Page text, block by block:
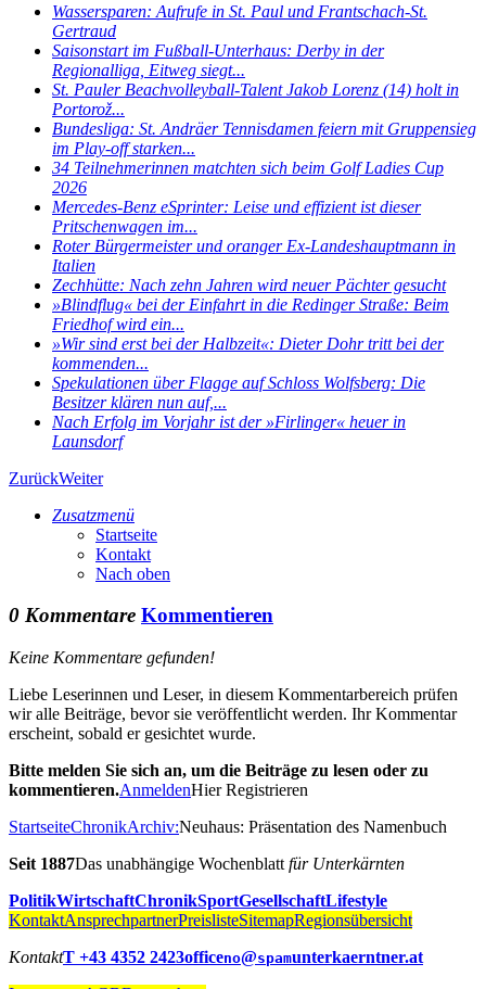
Wassersparen: Aufrufe in St. Paul und Frantschach-St.
Gertraud
Saisonstart im Fußball-Unterhaus: Derby in der
Regionalliga, Eitweg siegt...
St. Pauler Beachvolleyball-Talent Jakob Lorenz (14) holt in
Portorož...
Bundesliga: St. Andräer Tennisdamen feiern mit Gruppensieg
im Play-off starken...
34 Teilnehmerinnen matchten sich beim Golf Ladies Cup
2026
Mercedes-Benz eSprinter: Leise und effizient ist dieser
Pritschenwagen im...
Roter Bürgermeister und oranger Ex-Landeshauptmann in
Italien
Zechhütte: Nach zehn Jahren wird neuer Pächter gesucht
»Blindflug« bei der Einfahrt in die Redinger Straße: Beim
Friedhof wird ein...
»Wir sind erst bei der Halbzeit«: Dieter Dohr tritt bei der
kommenden...
Spekulationen über Flagge auf Schloss Wolfsberg: Die
Besitzer klären nun auf,...
Nach Erfolg im Vorjahr ist der »Firlinger« heuer in
Launsdorf
ZurückWeiter
Zusatzmenü
Startseite
Kontakt
Nach oben
0 Kommentare Kommentieren
Keine Kommentare gefunden!
Liebe Leserinnen und Leser, in diesem Kommentarbereich prüfen
wir alle Beiträge, bevor sie veröffentlicht werden. Ihr Kommentar
erscheint, sobald er gesichtet wurde.
Bitte melden Sie sich an, um die Beiträge zu lesen oder zu
kommentieren.AnmeldenHier Registrieren
StartseiteChronikArchiv:Neuhaus: Präsentation des Namenbuch
Seit 1887Das unabhängige Wochenblatt für Unterkärnten
PolitikWirtschaftChronikSportGesellschaftLifestyle
KontaktAnsprechpartnerPreislisteSitemapRegionsübersicht
KontaktT +43 4352 2423officeno@spamunterkaerntner.at